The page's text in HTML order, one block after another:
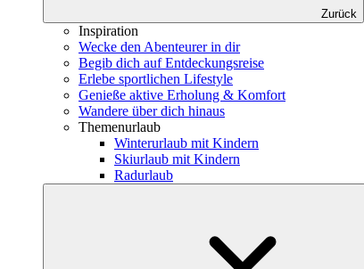
Zurück
Inspiration
Wecke den Abenteurer in dir
Begib dich auf Entdeckungsreise
Erlebe sportlichen Lifestyle
Genieße aktive Erholung & Komfort
Wandere über dich hinaus
Themenurlaub
Winterurlaub mit Kindern
Skiurlaub mit Kindern
Radurlaub